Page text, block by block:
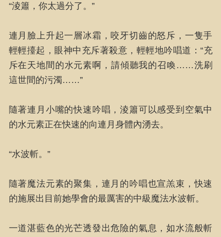
“淩簫，你太過分了。”
連月臉上升起一層冰霜，咬牙切齒的怒斥，一隻手
輕輕擡起，眼神中充斥著殺意，輕輕地吟唱道：“充
斥在天地間的水元素啊，請傾聽我的召喚……洗刷
這世間的污濁……”
隨著連月小嘴的快速吟唱，淩簫可以感受到空氣中
的水元素正在快速的向連月身體內湧去。
“水波斬。”
隨著魔法元素的聚集，連月的吟唱也宣羔束，快速
的施展出目前她學會的最厲害的中級魔法水波斬。
一道湛藍色的光芒透發出危險的氣息，如水流般斬